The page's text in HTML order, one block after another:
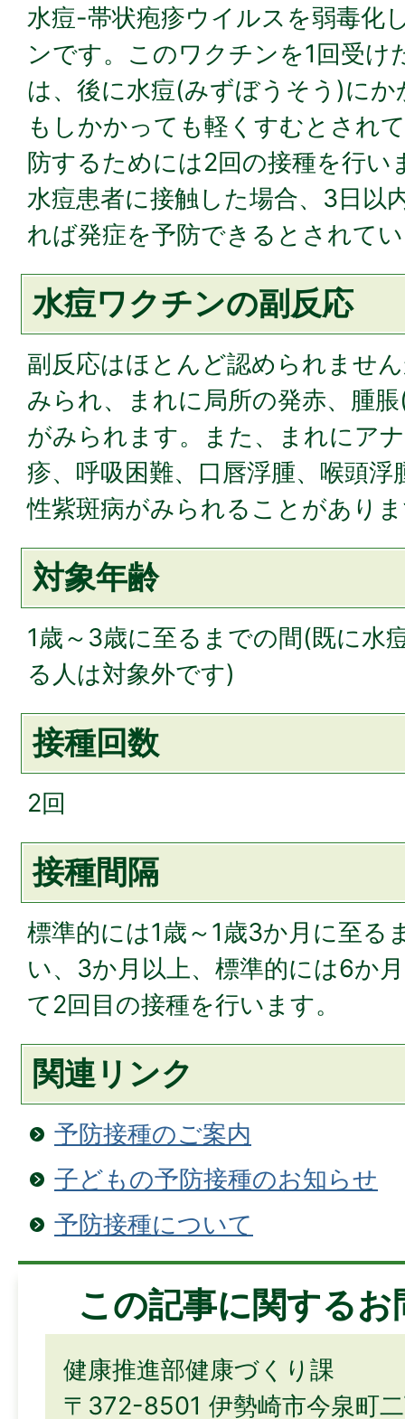
水痘-帯状疱疹ウイルスを弱毒化
ンです。このワクチンを1回受け
は、後に水痘(みずぼうそう)に
もしかかっても軽くすむとされ
防するためには2回の接種を行い
水痘患者に接触した場合、3日以
れば発症を予防できるとされて
水痘ワクチンの副反応
副反応はほとんど認められませ
みられ、まれに局所の発赤、腫
がみられます。また、まれにア
疹、呼吸困難、口唇浮腫、喉頭
性紫斑病がみられることがあり
対象年齢
1歳～3歳に至るまでの間(既に水
る人は対象外です)
接種回数
2回
接種間隔
標準的には1歳～1歳3か月に至る
い、3か月以上、標準的には6か
て2回目の接種を行います。
関連リンク
予防接種のご案内
子どもの予防接種のお知らせ
予防接種について
この記事に関する
健康推進部健康づくり課
〒372-8501 伊勢崎市今泉町